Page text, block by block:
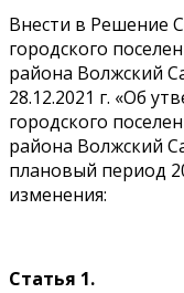
Внести в Решение
городского
района Волжский
28.12.2021 г. «Об
городского
района Волжский
плановый период
изменения:
Статья 1.